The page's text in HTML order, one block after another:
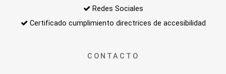
Redes Sociales
Certificado cumplimiento directrices de accesibilidad
CONTACTO